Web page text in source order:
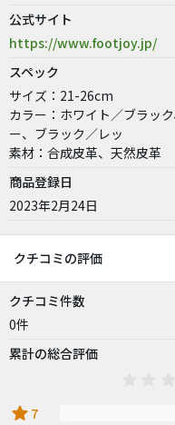
公式サイト
https://www.footjoy.jp/
スペック
サイズ：21-26cm
カラー：ホワイト／ブラッ
ー、ブラック／レッ
素材：合成皮革、天然皮革
商品登録日
2023年2月24日
クチコミの評価
クチコミ件数
0件
累計の総合評価
star 7